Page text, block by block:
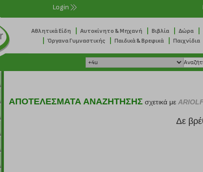
Login
Αθλητικά Είδη Αυτοκίνητο & Μηχανή Βιβλία Δώρα
Όργανα Γυμναστικής Παιδικά & Βρεφικά Παιχνίδια
ΑΠΟΤΕΛΕΣΜΑΤΑ ΑΝΑΖΗΤΗΣΗΣ σχετικά με
Δε